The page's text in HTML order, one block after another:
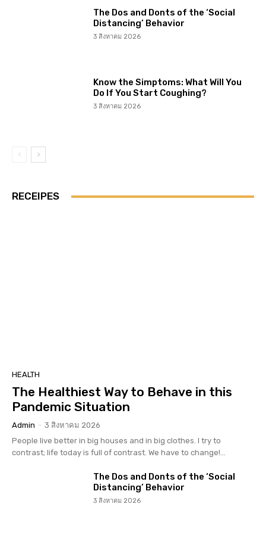
The Dos and Donts of the ‘Social
Distancing’ Behavior
3 สิงหาคม 2026
Know the Simptoms: What Will You
Do If You Start Coughing?
3 สิงหาคม 2026
RECEIPES
HEALTH
The Healthiest Way to Behave in this
Pandemic Situation
Admin - 3 สิงหาคม 2026
People live better in big houses and in big clothes. I try to
contrast; life today is full of contrast. We have to change!...
The Dos and Donts of the ‘Social
Distancing’ Behavior
3 สิงหาคม 2026